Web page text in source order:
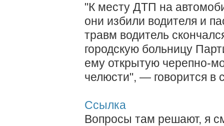
"К месту ДТП на
они избили водителя и
травм водитель
городскую больницу
ему открытую черепно-
челюсти", — говорится в
Ссылка
Вопросы там решают, я